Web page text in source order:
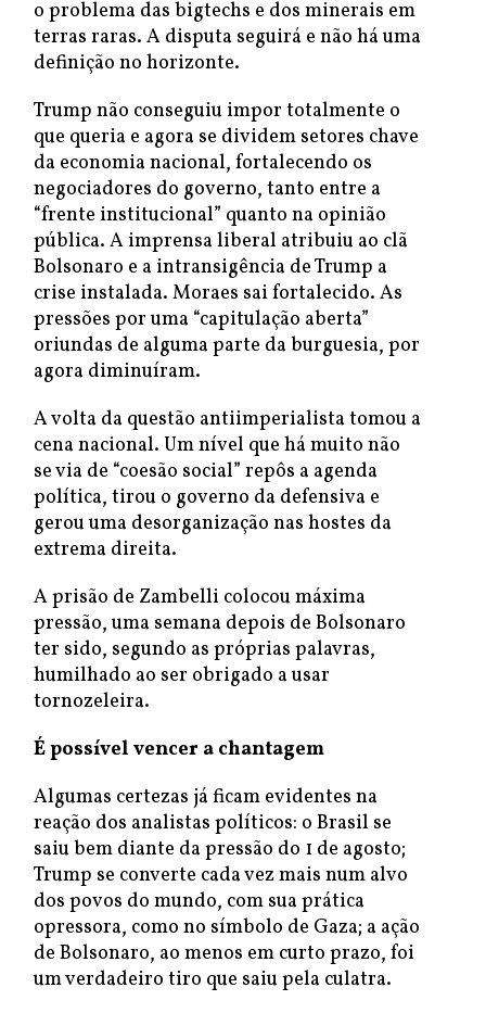
o problema das bigtechs e dos minerais em
terras raras. A disputa seguirá e não há uma
definição no horizonte.
Trump não conseguiu impor totalmente o
que queria e agora se dividem setores chave
da economia nacional, fortalecendo os
negociadores do governo, tanto entre a
“frente institucional” quanto na opinião
pública. A imprensa liberal atribuiu ao clã
Bolsonaro e a intransigência de Trump a
crise instalada. Moraes sai fortalecido. As
pressões por uma “capitulação aberta”
oriundas de alguma parte da burguesia, por
agora diminuíram.
A volta da questão antiimperialista tomou a
cena nacional. Um nível que há muito não
se via de “coesão social” repôs a agenda
política, tirou o governo da defensiva e
gerou uma desorganização nas hostes da
extrema direita.
A prisão de Zambelli colocou máxima
pressão, uma semana depois de Bolsonaro
ter sido, segundo as próprias palavras,
humilhado ao ser obrigado a usar
tornozeleira.
É possível vencer a chantagem
Algumas certezas já ficam evidentes na
reação dos analistas políticos: o Brasil se
saiu bem diante da pressão do 1 de agosto;
Trump se converte cada vez mais num alvo
dos povos do mundo, com sua prática
opressora, como no símbolo de Gaza; a ação
de Bolsonaro, ao menos em curto prazo, foi
um verdadeiro tiro que saiu pela culatra.